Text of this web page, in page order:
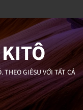
GIÊSU VỚI TẤT CẢ